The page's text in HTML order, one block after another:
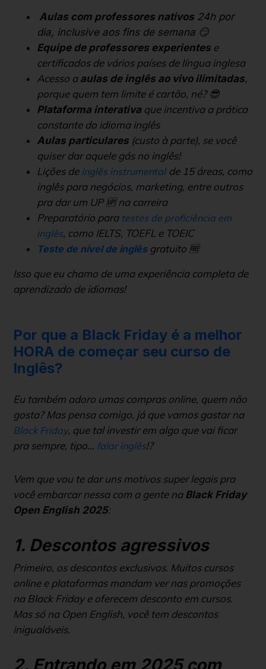
Aulas com professores nativos 24h por
dia, inclusive aos fins de semana 😏
Equipe de professores experientes e
certificados de vários países de língua inglesa
Acesso a aulas de inglês ao vivo ilimitadas,
porque quem tem limite é cartão, né? 😎
Plataforma interativa que incentiva a prática
constante do idioma inglês
Aulas particulares (custo à parte), se você
quiser dar aquele gás no inglês!
Lições de inglês instrumental de 15 áreas, como
inglês para negócios, marketing, entre outros
pra dar um UP 🆙 na carreira
Preparatório para testes de proficiência em
inglês, como IELTS, TOEFL e TOEIC
Teste de nível de inglêsgratuito 🆓
Isso que eu chamo de uma experiência completa de
aprendizado de idiomas!
Por que a Black Friday é a melhor
HORA de começar seu curso de
Inglês?
Eu também adoro umas compras online, quem não
gosta? Mas pensa comigo, já que vamos gastar na
Black Friday, que tal investir em algo que vai ficar
pra sempre, tipo… falar inglês!?
Vem que vou te dar uns motivos super legais pra
você embarcar nessa com a gente na Black Friday
Open English 2025:
1. Descontos agressivos
Primeiro, os descontos exclusivos. Muitos cursos
online e plataformas mandam ver nas promoções
na Black Friday e oferecem desconto em cursos.
Mas só na Open English, você tem descontos
inigualáveis.